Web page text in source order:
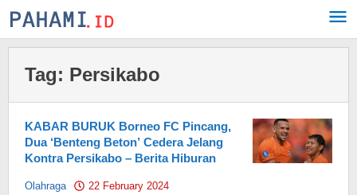
Skip
to
Tag: Persikabo
KABAR BURUK Borneo FC Pincang,
Dua ‘Benteng Beton’ Cedera Jelang
Kontra Persikabo – Berita Hiburan
Olahraga 22 February 2024